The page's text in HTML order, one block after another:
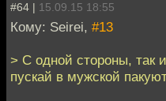
#64 | 15.09.15 18:55
Кому: Seirei, #13
> С одной стороны, так
пускай в мужской